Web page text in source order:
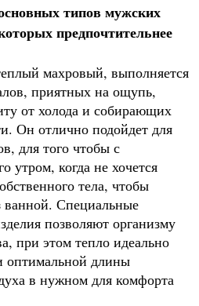
типов мужских
предпочтительнее
махровый, выполняется
приятных на ощупь,
от холода и собирающих
Он отлично подойдет для
для того чтобы с
утром, когда не хочется
тела, чтобы
ванной. Специальные
позволяют организму
при этом тепло идеально
оптимальной длины
в нужном для комфорта